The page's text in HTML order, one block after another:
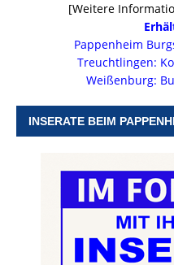
[Weitere
Pappenheim
Treuchtlingen:
Weißenburg:
INSERATE BEIM